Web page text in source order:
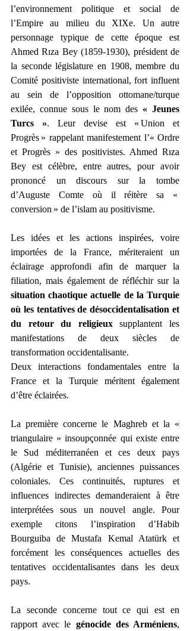
l’environnement politique et social de
l’Empire au milieu du XIXe. Un autre
personnage typique de cette époque est
Ahmed Rıza Bey (1859-1930), président de
la seconde législature en 1908, membre du
Comité positiviste international, fort influent
au sein de l’opposition ottomane/turque
exilée, connue sous le nom des « Jeunes
Turcs ». Leur devise est « Union et
Progrès » rappelant manifestement l’« Ordre
et Progrès » des positivistes. Ahmed Rıza
Bey est célèbre, entre autres, pour avoir
prononcé un discours sur la tombe
d’Auguste Comte où il réitère sa «
conversion » de l’islam au positivisme.
Les idées et les actions inspirées, voire
importées de la France, mériteraient un
éclairage approfondi afin de marquer la
situation chaotique actuelle de la Turquie
où les tentatives de désoccidentalisation et
du retour du religieux supplantent les
manifestations de deux siècles de
transformation occidentalisante.
Deux interactions fondamentales entre la
France et la Turquie méritent également
d’être éclairées.
La première concerne le Maghreb et la «
triangulaire » insoupçonnée qui existe entre
le Sud méditerranéen et ces deux pays
(Algérie et Tunisie), anciennes puissances
coloniales. Ces continuités, ruptures et
influences indirectes demanderaient à être
interprétées sous un nouvel angle. Pour
exemple citons l’inspiration d’Habib
Bourguiba de Mustafa Kemal Atatürk et
forcément les conséquences actuelles des
tentatives occidentalisantes dans les deux
pays.
La seconde concerne tout ce qui est en
rapport avec le génocide des Arméniens,